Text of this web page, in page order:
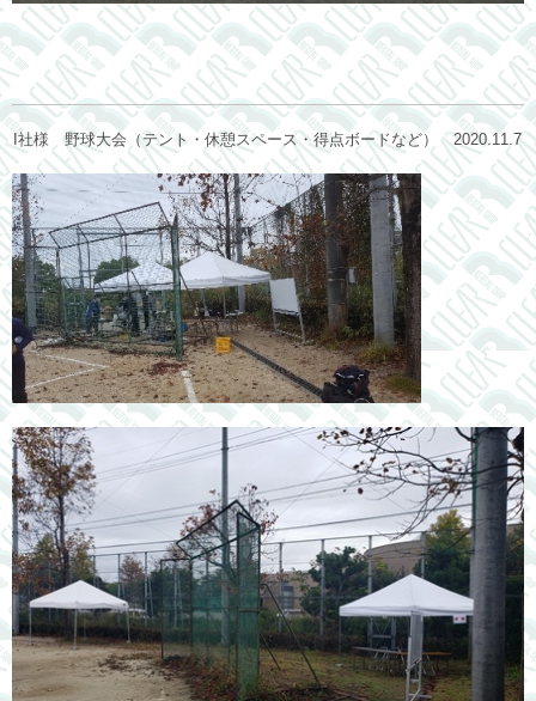
I社様 野球大会（テント・休憩スペース・得点ボードなど） 2020.11.7